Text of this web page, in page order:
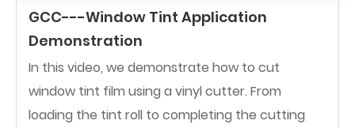
GCC---Window Tint Application
Demonstration
In this video, we demonstrate how to cut
window tint film using a vinyl cutter. From
loading the tint roll to completing the cutting